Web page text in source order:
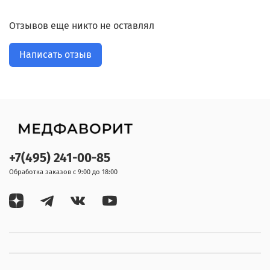
Отзывов еще никто не оставлял
Написать отзыв
+7(495) 241-00-85
Обработка заказов с 9:00 до 18:00